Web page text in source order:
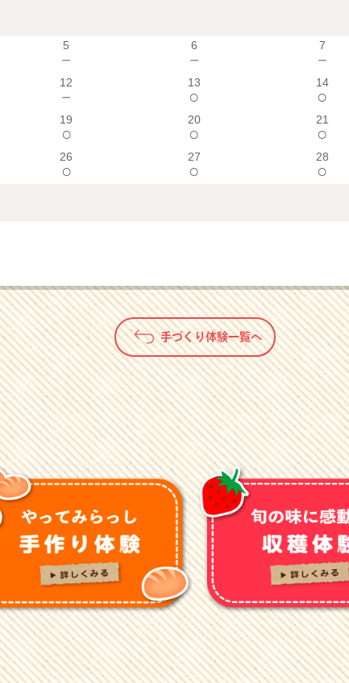
5
－
6
－
7
－
12
－
13
○
14
○
19
○
20
○
21
○
26
○
27
○
28
○
手づくり体験一覧へ